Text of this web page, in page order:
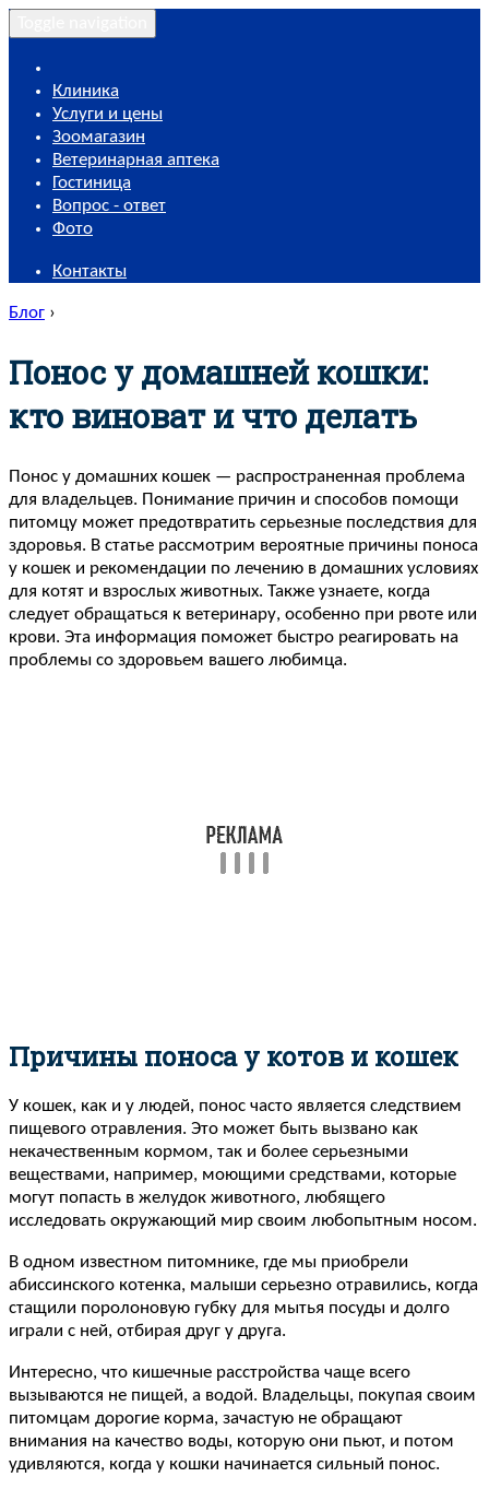
Клиника
Услуги и цены
Зоомагазин
Ветеринарная аптека
Гостиница
Вопрос - ответ
Фото
Контакты
Блог ›
Понос у домашней кошки:
кто виноват и что делать
Понос у домашних кошек — распространенная проблема
для владельцев. Понимание причин и способов помощи
питомцу может предотвратить серьезные последствия для
здоровья. В статье рассмотрим вероятные причины поноса
у кошек и рекомендации по лечению в домашних условиях
для котят и взрослых животных. Также узнаете, когда
следует обращаться к ветеринару, особенно при рвоте или
крови. Эта информация поможет быстро реагировать на
проблемы со здоровьем вашего любимца.
Причины поноса у котов и кошек
У кошек, как и у людей, понос часто является следствием
пищевого отравления. Это может быть вызвано как
некачественным кормом, так и более серьезными
веществами, например, моющими средствами, которые
могут попасть в желудок животного, любящего
исследовать окружающий мир своим любопытным носом.
В одном известном питомнике, где мы приобрели
абиссинского котенка, малыши серьезно отравились, когда
стащили поролоновую губку для мытья посуды и долго
играли с ней, отбирая друг у друга.
Интересно, что кишечные расстройства чаще всего
вызываются не пищей, а водой. Владельцы, покупая своим
питомцам дорогие корма, зачастую не обращают
внимания на качество воды, которую они пьют, и потом
удивляются, когда у кошки начинается сильный понос.